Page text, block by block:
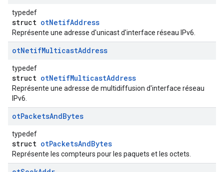
typedef
struct otNetifAddress
Représente une adresse d'unicast d'interface réseau IPv6.
otNetifMulticastAddress
typedef
struct otNetifMulticastAddress
Représente une adresse de multidiffusion d'interface réseau
IPv6.
otPacketsAndBytes
typedef
struct otPacketsAndBytes
Représente les compteurs pour les paquets et les octets.